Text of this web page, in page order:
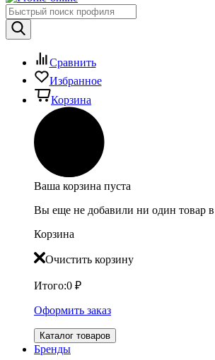
Сравнить
Избранное
Корзина
Ваша корзина пуста
Вы еще не добавили ни один товар в
Корзина
Очистить корзину
Итого:0 ₽
Оформить заказ
Каталог товаров
Бренды